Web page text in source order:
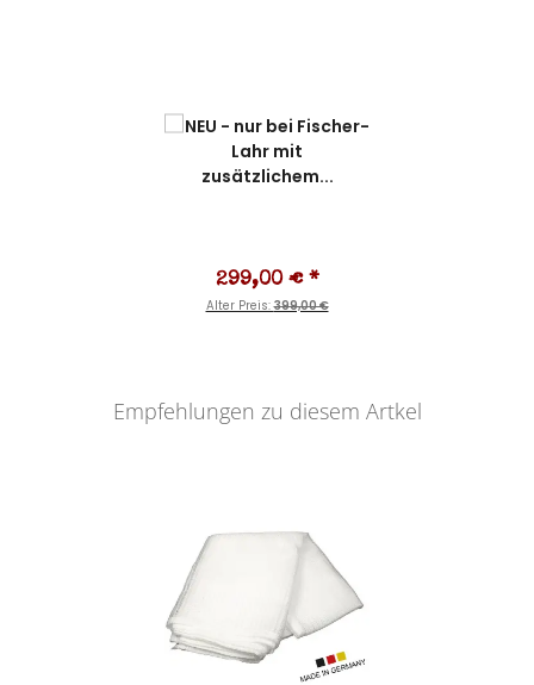
299,00 € *
Alter Preis:399,00 €
Empfehlungen zu diesem Artkel